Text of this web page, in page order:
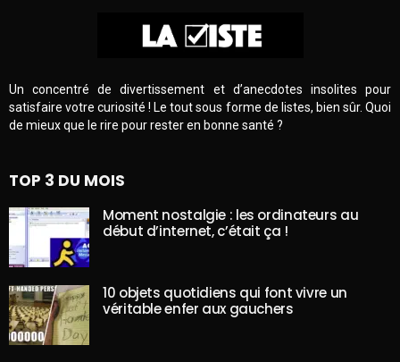
Un concentré de divertissement et d’anecdotes insolites pour
satisfaire votre curiosité ! Le tout sous forme de listes, bien sûr. Quoi
de mieux que le rire pour rester en bonne santé ?
TOP 3 DU MOIS
Moment nostalgie : les ordinateurs au
début d’internet, c’était ça !
10 objets quotidiens qui font vivre un
véritable enfer aux gauchers